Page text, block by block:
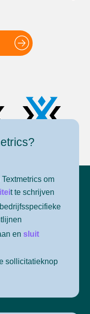
om
t te schrijven
ensluit
sollicitatieknop